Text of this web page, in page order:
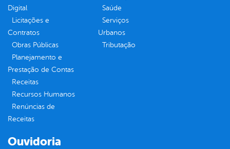
Digital
Licitações e
Contratos
Obras Públicas
Planejamento e
Prestação de Contas
Receitas
Recursos Humanos
Renúncias de
Receitas
Saúde
Serviços
Urbanos
Tributação
Ouvidoria